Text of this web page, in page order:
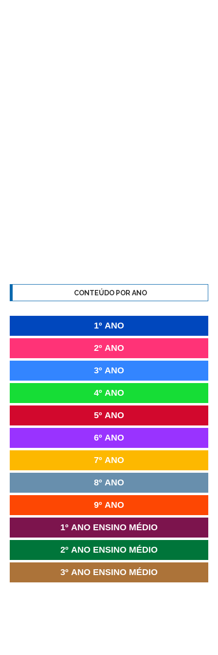
CONTEÚDO POR ANO
1º ANO
2º ANO
3º ANO
4º ANO
5º ANO
6º ANO
7º ANO
8º ANO
9º ANO
1º ANO ENSINO MÉDIO
2º ANO ENSINO MÉDIO
3º ANO ENSINO MÉDIO